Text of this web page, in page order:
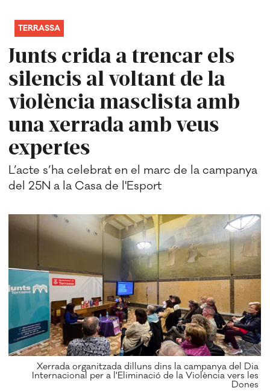
Junts crida a trencar els
silencis al voltant de la
violència masclista amb
una xerrada amb veus
expertes
TERRASSA
L’acte s’ha celebrat en el marc de la campanya
del 25N a la Casa de l'Esport
Xerrada organitzada dilluns dins la campanya del Dia
Internacional per a l'Eliminació de la Violència vers les
Dones